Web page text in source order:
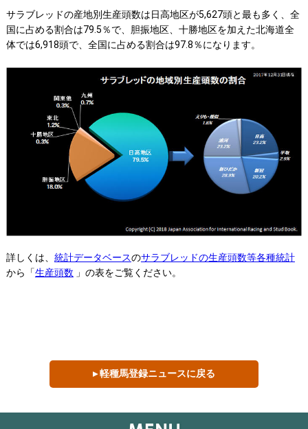
サラブレッドの産地別生産頭数は日高地区が5,627頭と最も多く、全
国に占める割合は79.5％で、胆振地区、十勝地区を加えた北海道全
体では6,918頭で、全国に占める割合は97.8％になります。
詳しくは、 統計データベースのサラブレッドの生産頭数等各種統計
から「生産頭数 」の表をご覧ください。
▸ 軽種馬登録ニュースに戻る